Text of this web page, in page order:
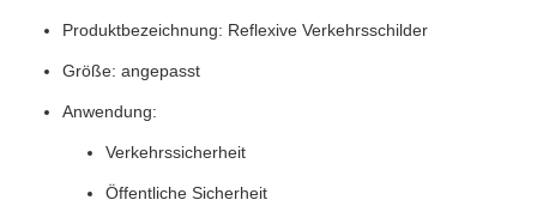
Produktbezeichnung: Reflexive Verkehrsschilder
Größe: angepasst
Anwendung:
Verkehrssicherheit
Öffentliche Sicherheit